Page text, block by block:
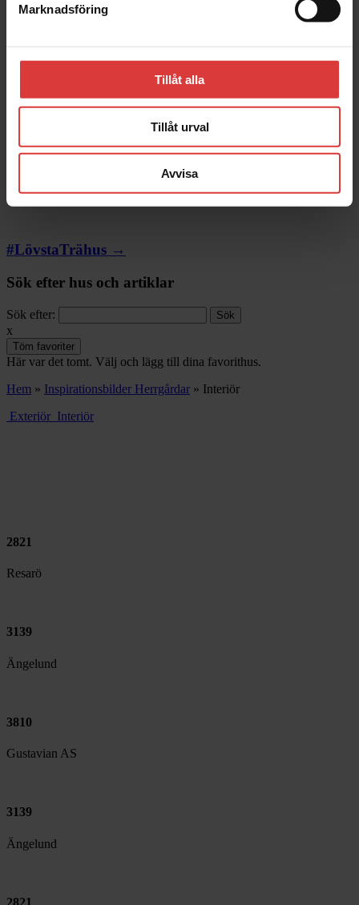
Marknadsföring
Tillåt alla
Tillåt urval
Avvisa
Inspirationsbilder Hus →
Inspirationsbilder Herrgård →
Artiklar →
#LövstaTrähus →
Sök efter hus och artiklar
Sök efter:
x
Töm favoriter
Här var det tomt. Välj och lägg till dina favorithus.
Hem » Inspirationsbilder Herrgårdar » Interiör
Exteriör Interiör
2821
Resarö
3139
Ängelund
3810
Gustavian AS
3139
Ängelund
2821